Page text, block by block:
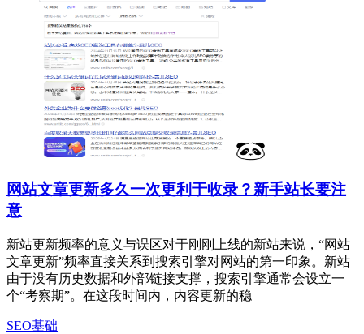
网站文章更新多久一次更利于收录？新手站长要注
意
新站更新频率的意义与误区对于刚刚上线的新站来说，“网站
文章更新”频率直接关系到搜索引擎对网站的第一印象。新站
由于没有历史数据和外部链接支撑，搜索引擎通常会设立一
个“考察期”。在这段时间内，内容更新的稳
SEO基础